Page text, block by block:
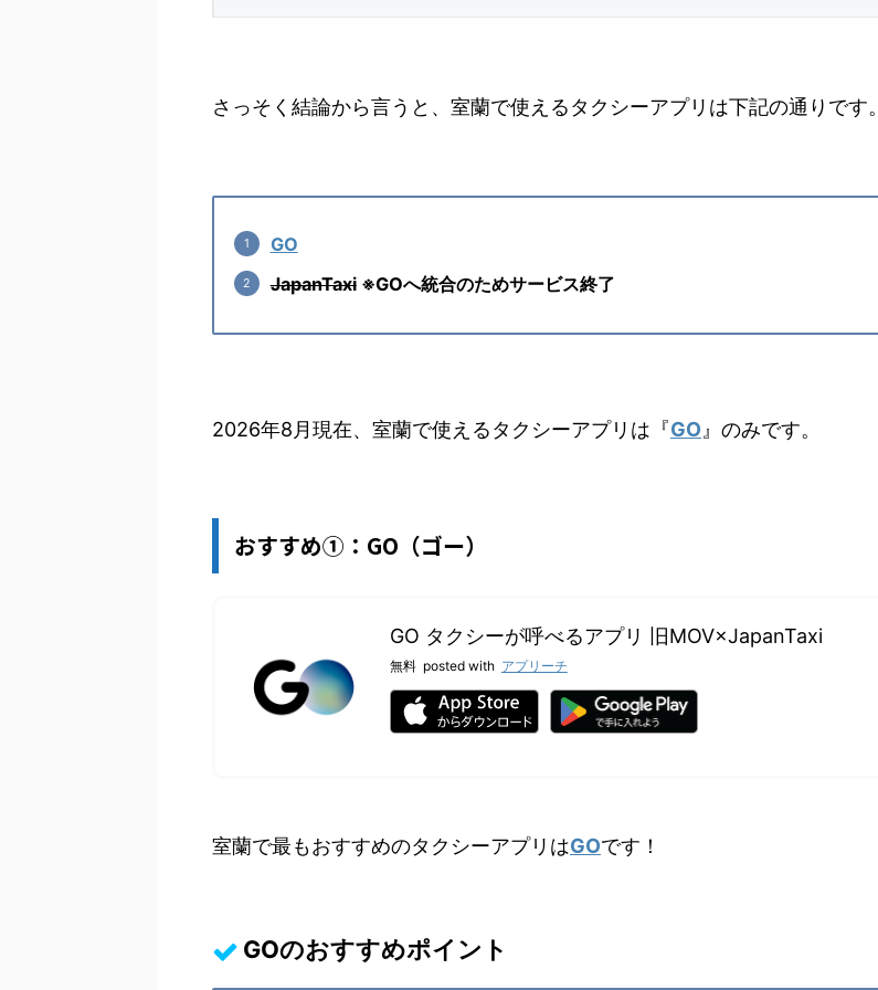
さっそく結論から言うと、室蘭で使えるタクシーアプリは下記の通りです。
GO
JapanTaxi※GOへ統合のためサービス終了
2026年8月現在、室蘭で使えるタクシーアプリは『GO 』のみです。
おすすめ①：GO（ゴー）
GO タクシーが呼べるアプリ 旧MOV×JapanTaxi
無料 posted with アプリーチ
室蘭で最もおすすめのタクシーアプリはGOです！
GOのおすすめポイント